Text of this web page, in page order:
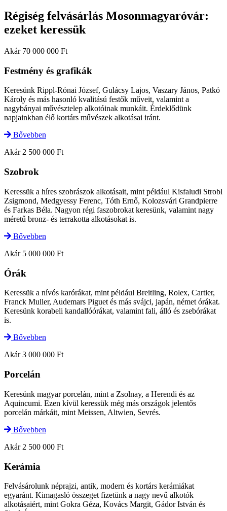
Régiség felvásárlás Mosonmagyaróvár:
ezeket keressük
Akár 70 000 000 Ft
Festmény és grafikák
Keresünk Rippl-Rónai József, Gulácsy Lajos, Vaszary János, Patkó
Károly és más hasonló kvalitású festők műveit, valamint a
nagybányai művésztelep alkotóinak munkáit. Érdeklődünk
napjainkban élő kortárs művészek alkotásai iránt.​
Bővebben
Akár 2 500 000 Ft
Szobrok​
Keressük a híres szobrászok alkotásait, mint például Kisfaludi Strobl
Zsigmond, Medgyessy Ferenc, Tóth Ernő, Kolozsvári Grandpierre
és Farkas Béla. Nagyon régi faszobrokat keresünk, valamint nagy
méretű bronz- és terrakotta alkotásokat is.
Bővebben
Akár 5 000 000 Ft
Órák
Keressük a nívós karórákat, mint például Breitling, Rolex, Cartier,
Franck Muller, Audemars Piguet és más svájci, japán, német órákat.
Keresünk korabeli kandallóórákat, valamint fali, álló és zsebórákat
is.
Bővebben
Akár 3 000 000 Ft
Porcelán
Keresünk magyar porcelán, mint a Zsolnay, a Herendi és az
Aquincumi. Ezen kívül keressük még más országok jelentős
porcelán márkáit, mint Meissen, Altwien, Sevrés.
Bővebben
Akár 2 500 000 Ft
Kerámia
Felvásárolunk néprajzi, antik, modern és kortárs kerámiákat
egyaránt. Kimagasló összeget fizetünk a nagy nevű alkotók
alkotásaiért, mint Gokra Géza, Kovács Margit, Gádor István és